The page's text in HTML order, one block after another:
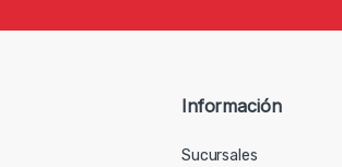
Información
Sucursales